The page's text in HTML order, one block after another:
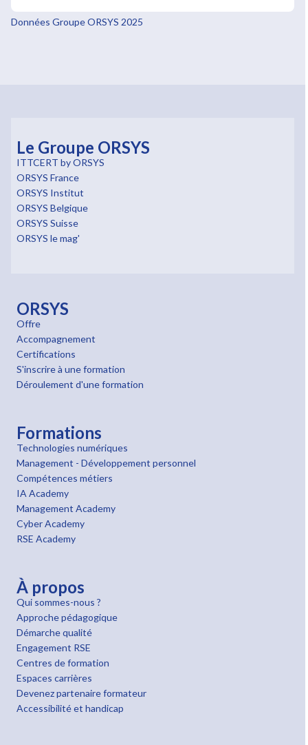
Données Groupe ORSYS 2025
Le Groupe ORSYS
ITTCERT by ORSYS
ORSYS France
ORSYS Institut
ORSYS Belgique
ORSYS Suisse
ORSYS le mag'
ORSYS
Offre
Accompagnement
Certifications
S'inscrire à une formation
Déroulement d'une formation
Formations
Technologies numériques
Management - Développement personnel
Compétences métiers
IA Academy
Management Academy
Cyber Academy
RSE Academy
À propos
Qui sommes-nous ?
Approche pédagogique
Démarche qualité
Engagement RSE
Centres de formation
Espaces carrières
Devenez partenaire formateur
Accessibilité et handicap